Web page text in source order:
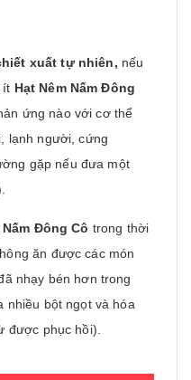
xuất tự nhiên, nếu
ít Hạt Nêm Nấm Đông
ứng nào với cơ thể
lạnh người, cứng
gặp nếu đưa một
Nấm Đông Cô trong thời
ăn được các món
nhạy bén hơn trong
nhiều bột ngọt và hóa
được phục hồi).